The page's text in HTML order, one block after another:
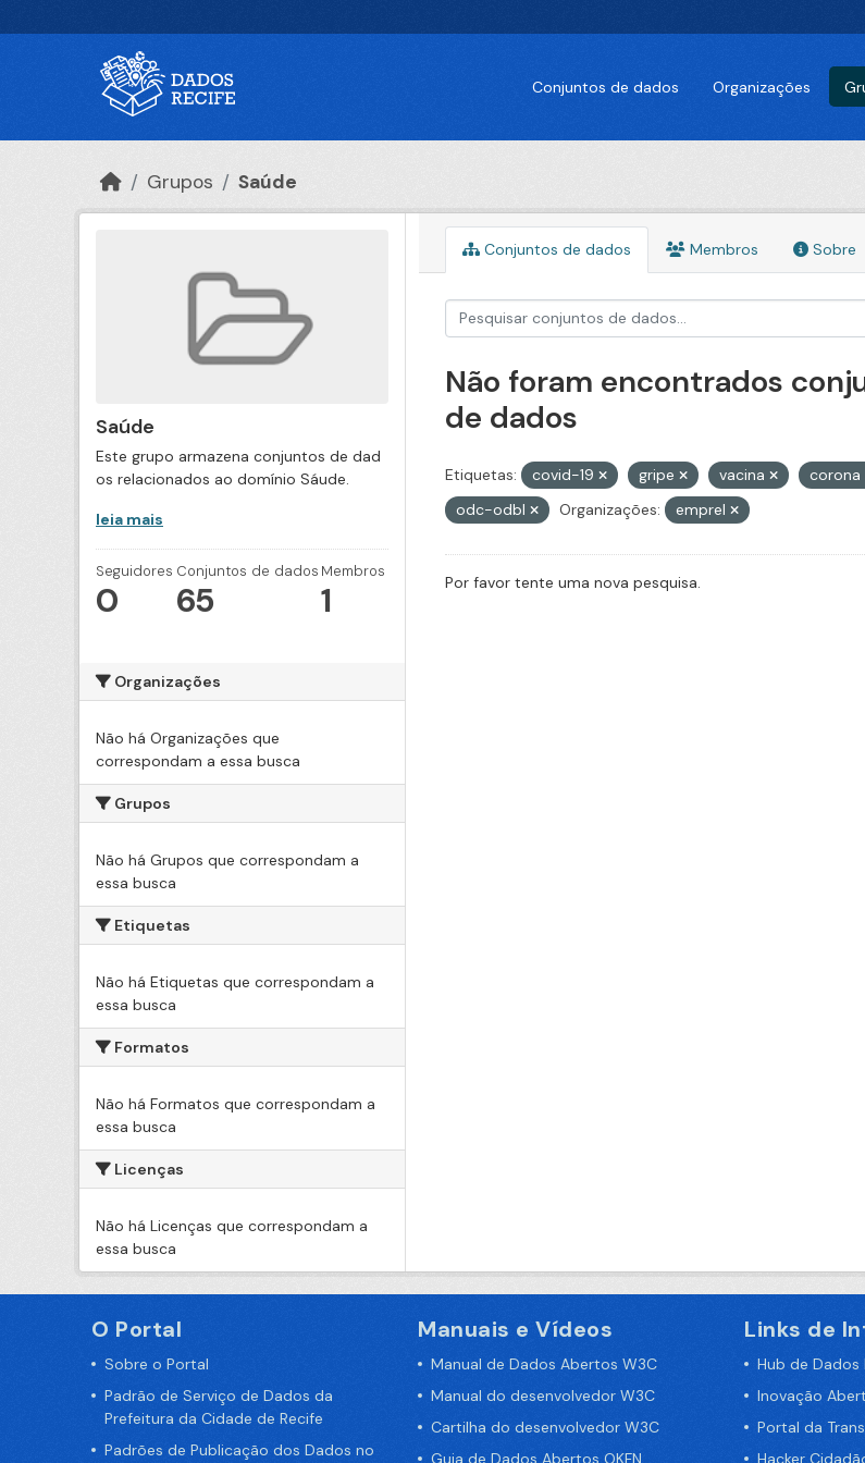
Conjuntos de dados Organizações
Grupos Saúde
Saúde
Este grupo armazena conjuntos de dad
os relacionados ao domínio Sáude.
leia mais
Seguidores
0
Conjuntos de dados
65
Membros
1
Organizações
Não há Organizações que
correspondam a essa busca
Grupos
Não há Grupos que correspondam a
essa busca
Etiquetas
Não há Etiquetas que correspondam a
essa busca
Formatos
Não há Formatos que correspondam a
essa busca
Licenças
Não há Licenças que correspondam a
essa busca
Conjuntos de dados Membros Sobre
Não foram encontrados
de dados
Etiquetas: covid-19 gripe vacina corona
odc-odbl
Organizações: emprel
Por favor tente uma nova pesquisa.
O Portal
Sobre o Portal
Padrão de Serviço de Dados da
Prefeitura da Cidade de Recife
Padrões de Publicação dos Dados no
Manuais e Vídeos
Manual de Dados Abertos W3C
Manual do desenvolvedor W3C
Cartilha do desenvolvedor W3C
Guia de Dados Abertos OKFN
Links de
Hub de Dados
Inovação
Portal da
Hacker